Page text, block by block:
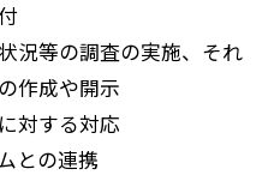
況等の調査の実施、それ
作成や開示
対する対応
との連携